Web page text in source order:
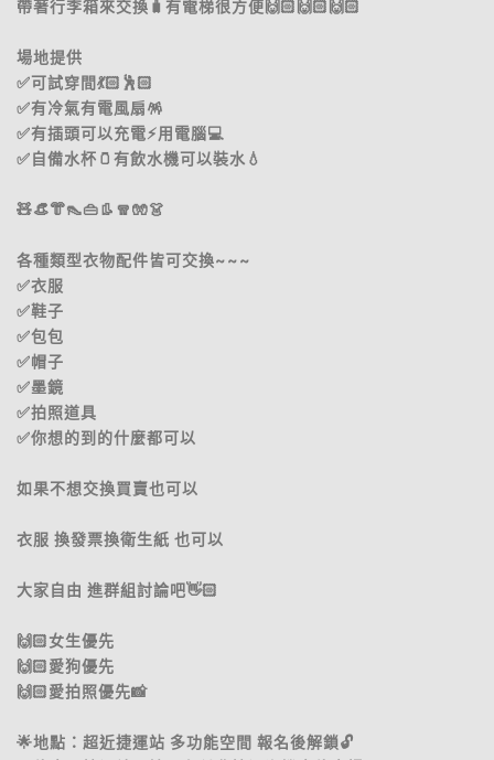
帶著行李箱來交換🧳有電梯很方便🙌🏻🙌🏻🙌🏻
場地提供
✅可試穿間💃🏻🕺🏻
✅有冷氣有電風扇🪅
✅有插頭可以充電⚡用電腦💻
✅自備水杯🫙有飲水機可以裝水💧
🧸👒👘👠👜👢🧣🧤👗
各種類型衣物配件皆可交換~~~
✅衣服
✅鞋子
✅包包
✅帽子
✅墨鏡
✅拍照道具
✅你想的到的什麼都可以
如果不想交換買賣也可以
衣服 換發票換衛生紙 也可以
大家自由 進群組討論吧👋🏻
🙌🏻女生優先
🙌🏻愛狗優先
🙌🏻愛拍照優先📸
🌟地點：超近捷運站 多功能空間 報名後解鎖🔓